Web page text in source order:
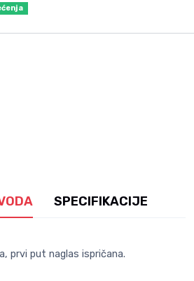
SPECIFIKACIJE
prvi put naglas ispričana.